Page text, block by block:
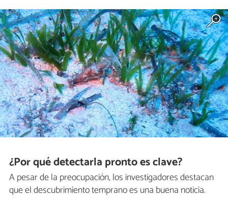
¿Por qué detectarla pronto es clave?
A pesar de la preocupación, los investigadores destacan
que el descubrimiento temprano es una buena noticia.